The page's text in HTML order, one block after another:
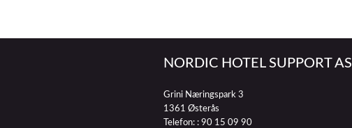
NORDIC HOTEL SUPPORT AS
Grini Næringspark 3
1361 Østerås
Telefon: : 90 15 09 90